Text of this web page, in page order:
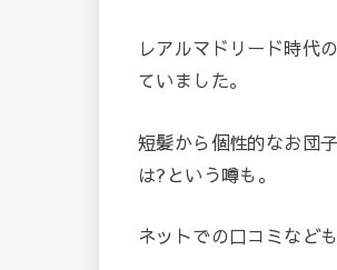
レアルマドリード時代
ていました。
短髪から個性的なお団
は?という噂も。
ネットでの口コミなど